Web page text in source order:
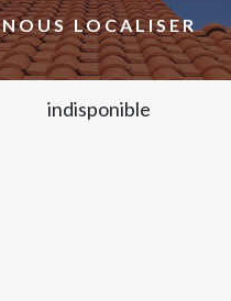
NOUS LOCALISER
indisponible